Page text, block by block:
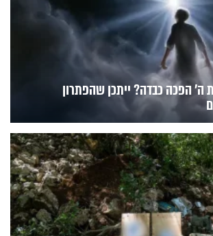
ה' הפכה כבדה? ייתכן שהפתרון